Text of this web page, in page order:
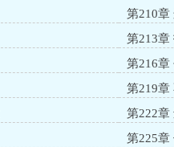
第210章
第213章
第216章
第219章
第222章
第225章